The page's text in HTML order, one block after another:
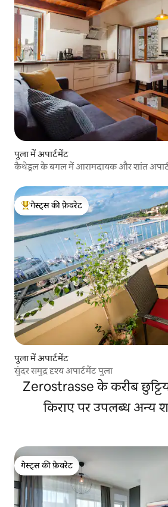
पुला में अपार्टमेंट
कैथेड्रल के बगल में आरामदायक और शांत
गेस्ट्स का टॉप फ़ेवरेट
गेस्ट्स की फ़ेवरेट
पुला में अपार्टमेंट
सुंदर समुद्र दृश्य अपार्टमेंट पुला
Zerostrasse के करीब
किराए पर उपलब्ध अन्य
गेस्ट्स की फ़ेवरेट
गेस्ट्स की फ़ेवरेट